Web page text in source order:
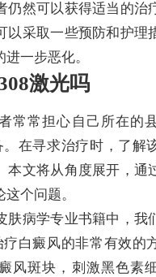
仍然可以获得适当的治
以采取一些预防和护理
一步恶化。
激光吗
常担心自己所在的
在寻求治疗时，了解
本文将从角度展开，通
个问题。
病学专业书籍中，我
白癜风的非常有效的
风斑块，刺激黑色素